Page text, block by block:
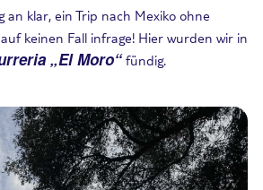
an klar, ein Trip nach Mexiko ohne
keinen Fall infrage! Hier wurden wir in
„El Moro“fündig.